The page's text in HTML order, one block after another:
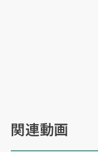
関連動画